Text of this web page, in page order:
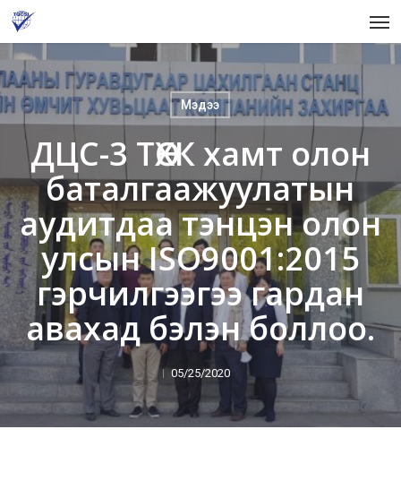
Skip
main
content
Мэдээ
ДЦС-3 ТӨХК хамт олон
баталгаажуулатын
аудитдаа тэнцэн олон
улсын ISO9001:2015
гэрчилгээгээ гардан
авахад бэлэн боллоо.
05/25/2020